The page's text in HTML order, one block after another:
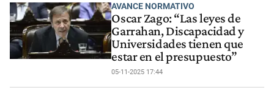
AVANCE NORMATIVO
Oscar Zago: “Las leyes de
Garrahan, Discapacidad y
Universidades tienen que
estar en el presupuesto”
05-11-2025 17:44